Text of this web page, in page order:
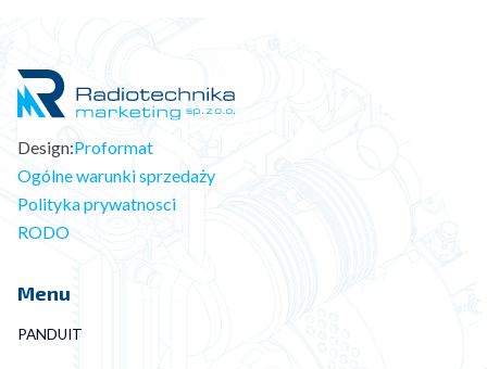
Design:Proformat
Ogólne warunki sprzedaży
Polityka prywatnosci
RODO
Menu
PANDUIT